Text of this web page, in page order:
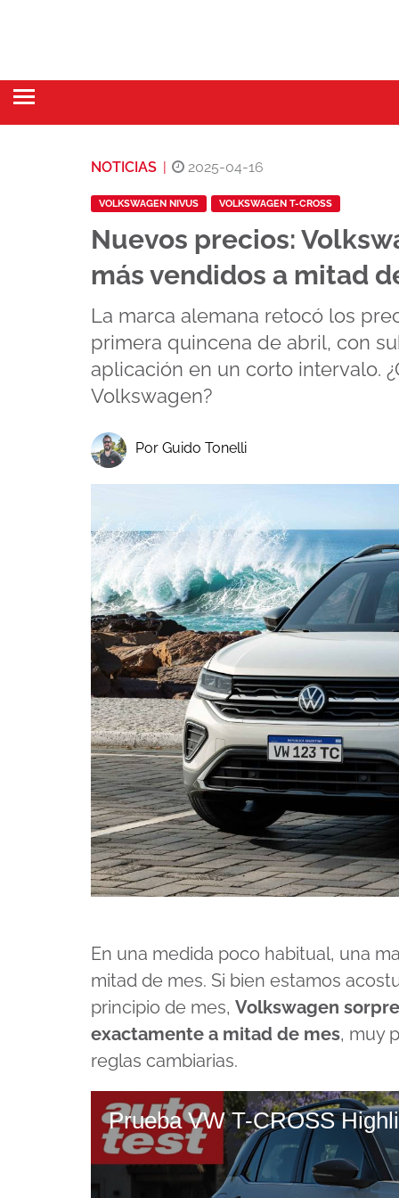
NOTICIAS 2025-04-16
VOLKSWAGEN NIVUS VOLKSWAGEN T-CROSS
Nuevos precios:
más vendidos a mitad
La marca alemana retocó los
primera quincena de abril, con
aplicación en un corto intervalo.
Volkswagen?
Por Guido Tonelli
En una medida poco habitual, una
mitad de mes. Si bien estamos
principio de mes, Volkswagen
exactamente a mitad de mes, muy
reglas cambiarias.